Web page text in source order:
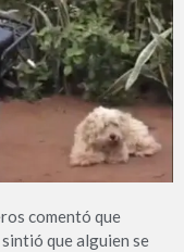
comentó que
que alguien se